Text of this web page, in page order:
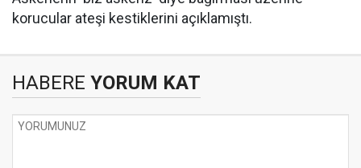
korucular ateşi kestiklerini açıklamıştı.
HABERE YORUM KAT